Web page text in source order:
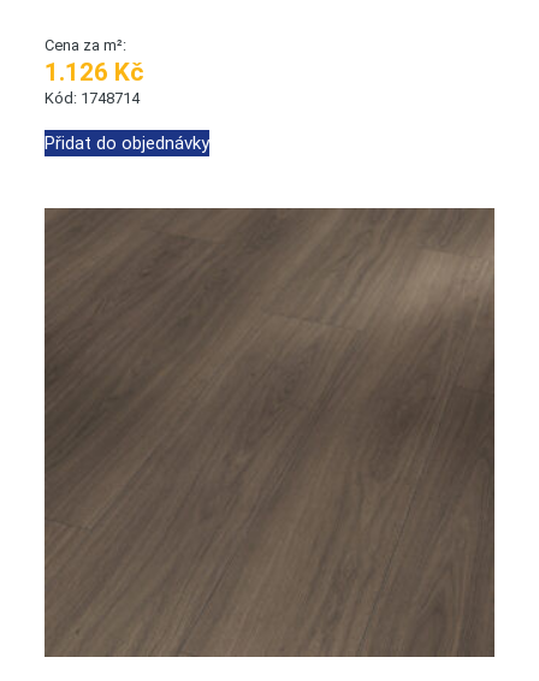
Cena za m²:
1.126 Kč
Kód: 1748714
Přidat do objednávky